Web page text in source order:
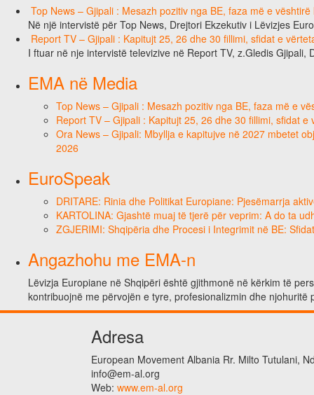
Top News – Gjipali : Mesazh pozitiv nga BE, faza më e
Në një intervistë për Top News, Drejtori Ekzekutiv i Lëvizjes
Report TV – Gjipali : Kapitujt 25, 26 dhe 30 fillimi, sfidat e
I ftuar në nje intervistë televizive në Report TV, z.Gledis Gjipali,
EMA në Media
Top News – Gjipali : Mesazh pozitiv nga BE, faza më e
Report TV – Gjipali : Kapitujt 25, 26 dhe 30 fillimi, sfidat
Ora News – Gjipali: Mbyllja e kapitujve në 2027 mbetet
2026
EuroSpeak
DRITARE: Rinia dhe Politikat Europiane: Pjesëmarrja
KARTOLINA: Gjashtë muaj të tjerë për veprim: A do ta
ZGJERIMI: Shqipëria dhe Procesi i Integrimit në BE:
Angazhohu me EMA-n
Lëvizja Europiane në Shqipëri është gjithmonë në kërkim të
kontribuojnë me përvojën e tyre, profesionalizmin dhe
Adresa
European Movement Albania Rr. Milto Tutulani,
info@em-al.org
Web: www.em-al.org